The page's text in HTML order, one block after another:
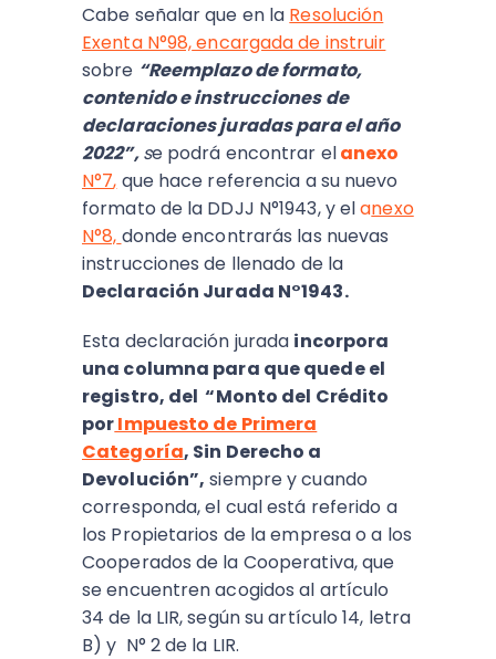
Cabe señalar que en la Resolución
Exenta N°98,encargada de instruir
sobre “Reemplazo de formato,
contenido e instrucciones de
declaraciones juradas para el año
2022”,se podrá encontrar elanexo
N°7, que hace referencia a su nuevo
formato de la DDJJ N°1943, y elanexo
N°8, donde encontrarás las nuevas
instrucciones de llenado de la
Declaración Jurada N°1943.
Esta declaración jurada incorpora
una columna para que quede el
registro, del “Monto del Crédito
porImpuesto de Primera
Categoría, Sin Derecho a
Devolución”, siempre y cuando
corresponda, el cual está referido a
los Propietarios de la empresa o a los
Cooperados de la Cooperativa, que
se encuentren acogidos al artículo
34 de la LIR, según su artículo 14, letra
B) y N° 2 de la LIR.